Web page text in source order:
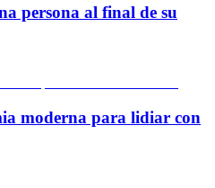
persona al final de su
moderna para lidiar con